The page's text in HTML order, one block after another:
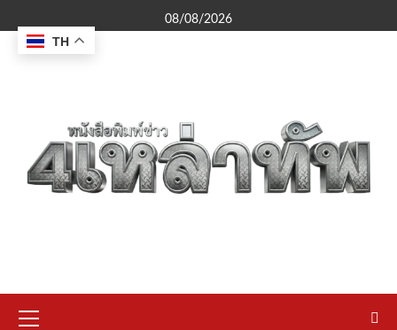
to
content
08/08/2026
Menu
TH